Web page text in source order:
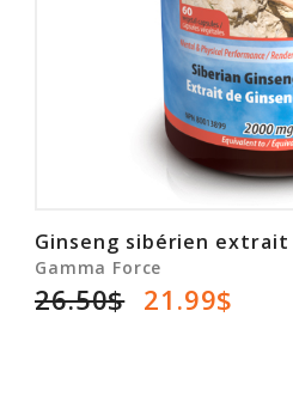
Ginseng sibérien extrait
Gamma Force
26.50$ 21.99$